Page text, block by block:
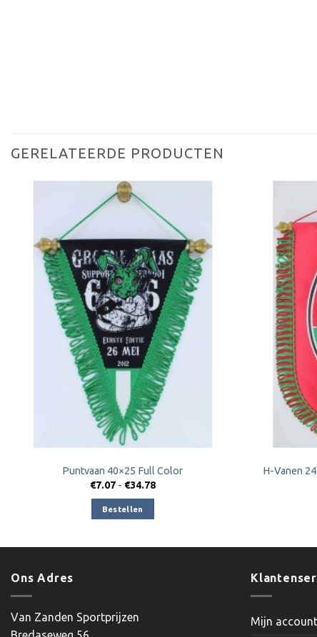
GERELATEERDE PRODUCTEN
Toevoegen
aan
verlanglijst
Puntvaan 40×25 Full Color
€7.07 - €34.78Prijsklasse:
Bestellen
H-Vanen
Ons Adres
Van Zanden Sportprijzen
Mijn account